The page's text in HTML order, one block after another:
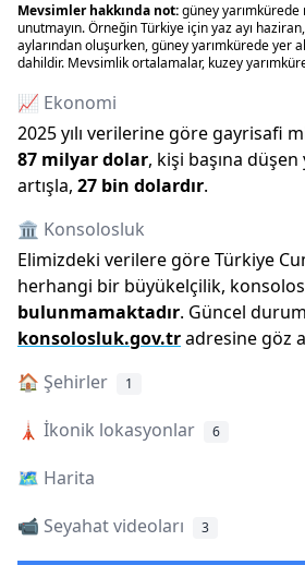
Mevsimler hakkında not:güney
unutmayın. Örneğin Türkiye için yaz ayı
aylarından oluşurken, güney yarımkürede yer
dahildir. Mevsimlik ortalamalar, kuzey
📈 Ekonomi
2025yılı verilerine göre gayrisafi
87 milyardolar, kişi başına düşen
artışla, 27 bin dolardır.
🏛️ Konsolosluk
Elimizdeki verilere göre Türkiye
herhangi bir büyükelçilik,
bulunmamaktadır. Güncel
konsolosluk.gov.tradresine göz
🏠 Şehirler 1
🗼 İkonik lokasyonlar 6
🗺️ Harita
📹 Seyahat videoları
3